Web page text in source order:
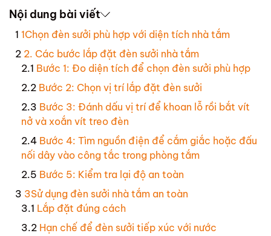
Nội dung bài viết
1Chọn đèn sưởi phù hợp với diện tích nhà tắm
2. Các bước lắp đặt đèn sưởi nhà tắm
Bước 1: Đo diện tích để chọn đèn sưởi phù hợp
Bước 2: Chọn vị trí lắp đặt đèn sưởi
Bước 3: Đánh dấu vị trí để khoan lỗ rồi bắt vít
nở và xoắn vít treo đèn
Bước 4: Tìm nguồn điện để cắm giắc hoặc đấu
nối dây vào công tắc trong phòng tắm
Bước 5: Kiểm tra lại độ an toàn
3Sử dụng đèn sưởi nhà tắm an toàn
Lắp đặt đúng cách
Hạn chế để đèn sưởi tiếp xúc với nước